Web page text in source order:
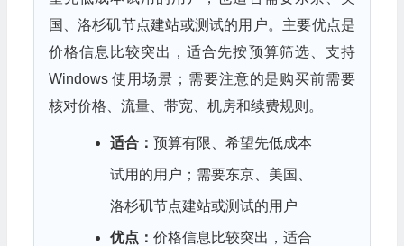
国、洛杉矶节点建站或测试的用户。主要优点是
价格信息比较突出，适合先按预算筛选、支持
Windows 使用场景；需要注意的是购买前需要
核对价格、流量、带宽、机房和续费规则。
适合： 预算有限、希望先低成本
试用的用户；需要东京、美国、
洛杉矶节点建站或测试的用户
优点： 价格信息比较突出，适合